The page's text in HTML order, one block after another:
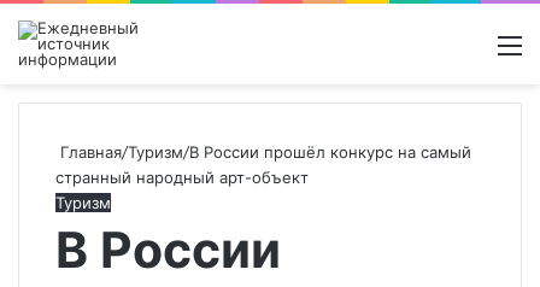
Поиск
Switch
Главная/Туризм/В России прошёл конкурс на самый
странный народный арт-объект
Туризм
В России